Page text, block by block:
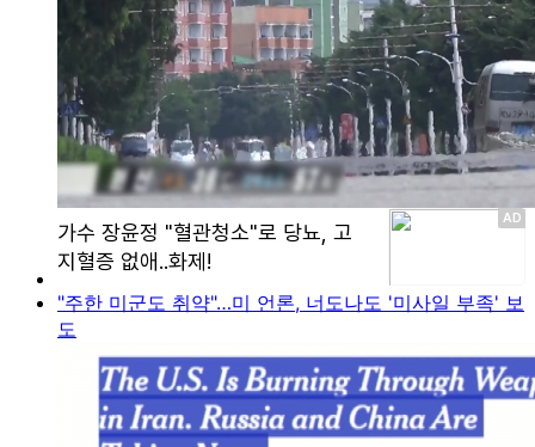
"주한 미군도 취약"…미 언론, 너도나도 '미사일 부족' 보
도